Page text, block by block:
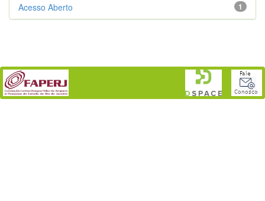
1
Acesso Aberto